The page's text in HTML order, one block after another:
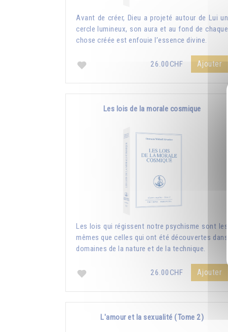
Avant de créer, Dieu a projeté autour de Lui un
cercle lumineux, son aura et au fond de chaque
chose créée est enfouie l’essence divine.
26.00CHF Ajouter
Les lois de la morale cosmique
Les lois qui régissent notre psychisme sont les
mêmes que celles qui ont été découvertes dans
domaines de la nature et de la technique.
26.00CHF Ajouter
L'amour et la sexualité (Tome 2)